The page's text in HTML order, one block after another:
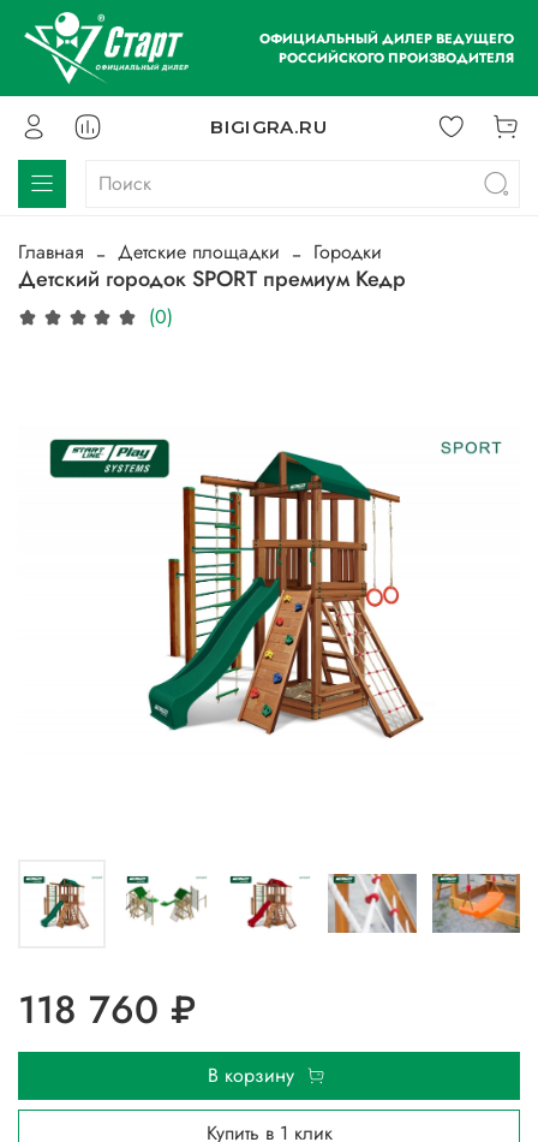
ОФИЦИАЛЬНЫЙ ДИЛЕР ВЕДУЩЕГО
РОССИЙСКОГО ПРОИЗВОДИТЕЛЯ
BIGIGRA.RU
Главная Детские площадки Городки
Детский городок SPORT премиум Кедр
(0)
118 760 ₽
В корзину
Купить в 1 клик